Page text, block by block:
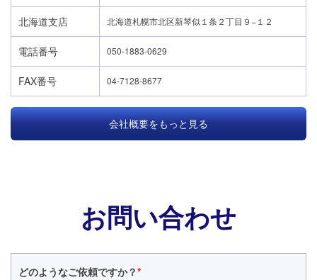
北海道支店 北海道札幌市北区新琴似１条２丁目９−１２
電話番号 050-1883-0629
FAX番号 04-7128-8677
会社概要をもっと見る
お問い合わせ
どのようなご依頼ですか？*